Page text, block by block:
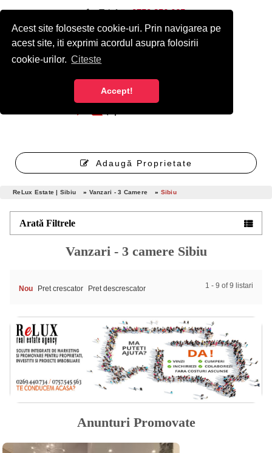
Acest site foloseste cookie-uri. Prin navigarea pe
acest site, iti exprimi acordul asupra folosirii
cookie-urilor. Citeste
Accept!
Telefon:0750 256 665
Autentificare Înregistrare cont nou gratuit
Adaugă Proprietate
ReLux Estate | Sibiu » Vanzari - 3 Camere » Sibiu
Arată Filtrele
Vanzari - 3 camere Sibiu
1 - 9 of 9 listari
Nou Pret crescator Pret descrescator
Anunturi Promovate